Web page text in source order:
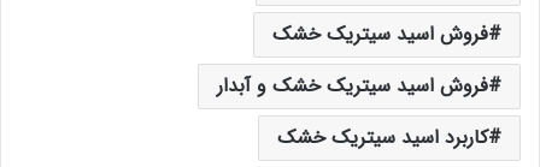
فروش اسید سیتریک خشک
فروش اسید سیتریک خشک و آبدار
کاربرد اسید سیتریک خشک